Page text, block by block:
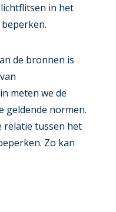
in het
de bronnen is
meten we de
geldende normen.
relatie tussen het
Zo kan